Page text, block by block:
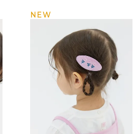
NEW